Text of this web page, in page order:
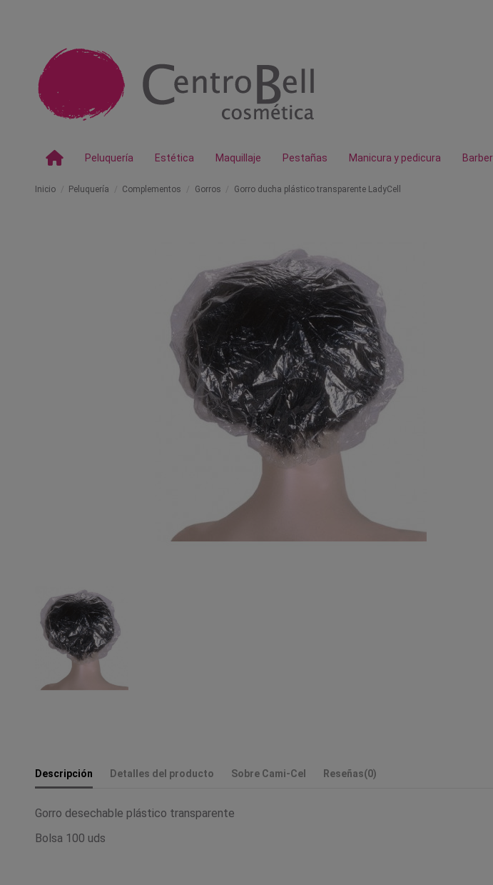
Peluquería Estética Maquillaje Pestañas Manicura y pedicura
Inicio Peluquería Complementos Gorros Gorro ducha plástico transparente LadyCell
Descripción Detalles del producto Sobre Cami-Cel Reseñas(0)
Gorro desechable plástico transparente
Bolsa 100 uds